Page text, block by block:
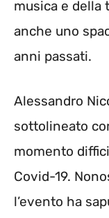
musica e della
anche uno
anni passati.
Alessandro
sottolineato
momento
Covid-19.
l’evento ha